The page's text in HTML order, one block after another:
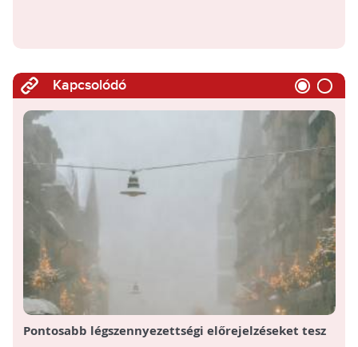
Kapcsolódó
Pontosabb légszennyezettségi előrejelzéseket tesz